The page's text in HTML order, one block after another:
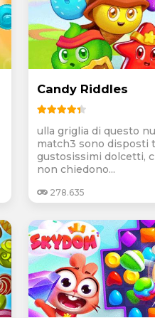
Candy Riddles
ulla griglia di questo
match3 sono disposti
gustosissimi dolcetti,
non chiedono...
278.635